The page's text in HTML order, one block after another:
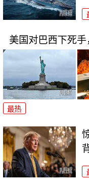
美国对巴西下死
最热